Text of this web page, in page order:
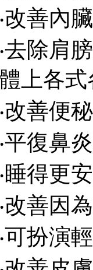
‧改善內
‧去除肩
上各
‧改善便
‧平復鼻
‧睡得更
‧改善因
‧可扮演